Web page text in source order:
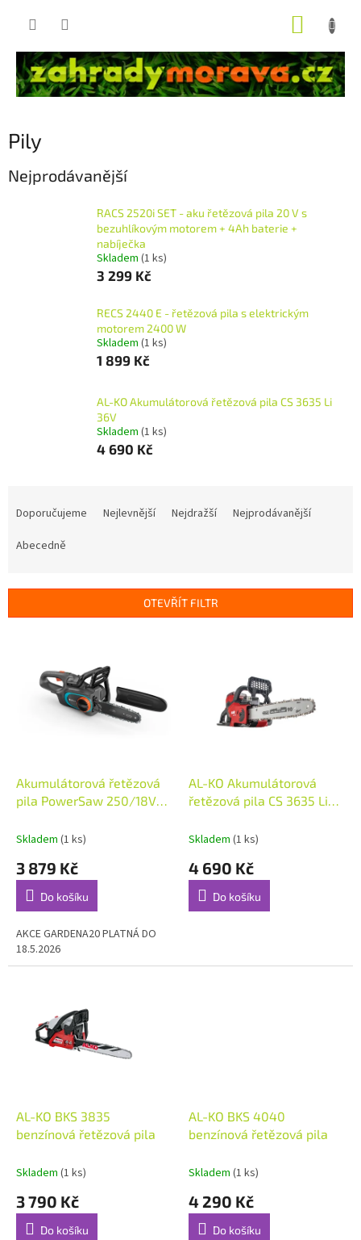
Pily
Nejprodávanější
RACS 2520i SET - aku řetězová pila 20 V s
bezuhlíkovým motorem + 4Ah baterie +
nabíječka
Skladem (1 ks)
3 299 Kč
RECS 2440 E - řetězová pila s elektrickým
motorem 2400 W
Skladem (1 ks)
1 899 Kč
AL-KO Akumulátorová řetězová pila CS 3635 Li
36V
Skladem (1 ks)
4 690 Kč
r
Doporučujeme Nejlevnější Nejdražší
Nejprodávanější
Abecedně
OTEVŘÍT FILTR
Akumulátorová řetězová
pila PowerSaw 250/18V
Skladem (1 ks)
3 879 Kč
Do košíku
AKCE GARDENA20 PLATNÁ DO
18.5.2026
AL-KO Akumulátorová
řetězová pila CS 3635 Li
Skladem (1 ks)
4 690 Kč
Do košíku
AL-KO BKS 3835
benzínová řetězová pila
Skladem (1 ks)
3 790 Kč
Do košíku
AL-KO BKS 4040
benzínová řetězová pila
Skladem (1 ks)
4 290 Kč
Do košíku